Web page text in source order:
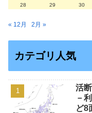
28
29 30
« 12月 2月 »
カテゴリ人気
活
－
ど8